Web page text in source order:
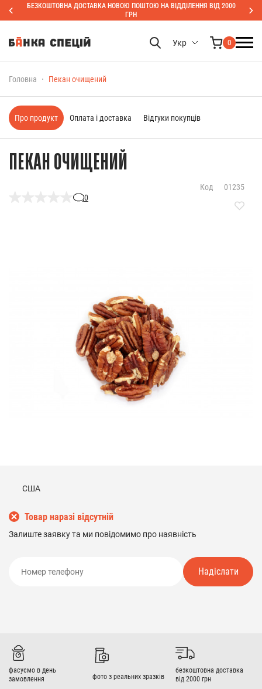
БЕЗКОШТОВНА ДОСТАВКА НОВОЮ ПОШТОЮ НА ВІДДІЛЕННЯ ВІД 2000
ГРН
Укр 0
Головна Пекан очищений
ПЕКАН ОЧИЩЕНИЙ
0
Код 01235
США
Товар наразі відсутній
Залиште заявку та ми повідомимо про наявність
Надіслати
Про продукт Оплата і доставка Відгуки покупців
фасуємо в день
замовлення
фото з реальних зразків
безкоштовна доставка
від 2000 грн